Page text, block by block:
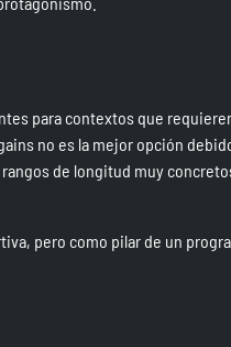
para contextos que
no es la mejor opción
de longitud muy
pero como pilar de un